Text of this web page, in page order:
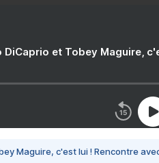
DiCaprio et Tobey Maguire,
Maguire, c'est lui ! Rencontre